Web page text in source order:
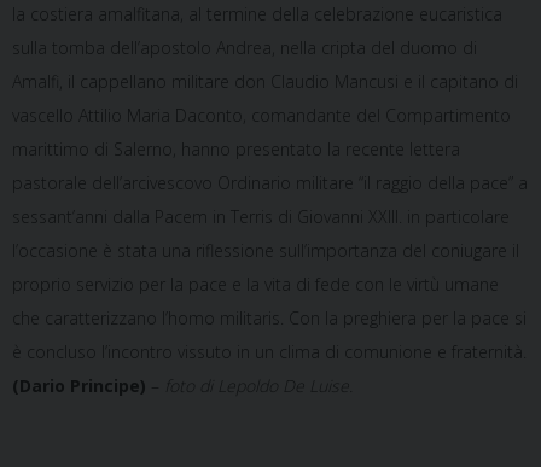
la costiera amalfitana, al termine della celebrazione eucaristica
sulla tomba dell’apostolo Andrea, nella cripta del duomo di
Amalfi, il cappellano militare don Claudio Mancusi e il capitano di
vascello Attilio Maria Daconto, comandante del Compartimento
marittimo di Salerno, hanno presentato la recente lettera
pastorale dell’arcivescovo Ordinario militare “il raggio della pace” a
sessant’anni dalla Pacem in Terris di Giovanni XXIII. in particolare
l’occasione è stata una riflessione sull’importanza del coniugare il
proprio servizio per la pace e la vita di fede con le virtù umane
che caratterizzano l’homo militaris. Con la preghiera per la pace si
è concluso l’incontro vissuto in un clima di comunione e fraternità.
(Dario Principe)